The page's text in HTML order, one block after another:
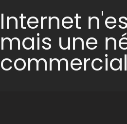
Internet n'es
mais une n
commercial